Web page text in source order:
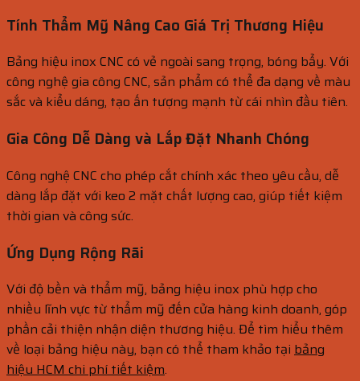
Tính Thẩm Mỹ Nâng Cao Giá Trị Thương Hiệu
Bảng hiệu inox CNC có vẻ ngoài sang trọng, bóng bẩy. Với
công nghệ gia công CNC, sản phẩm có thể đa dạng về màu
sắc và kiểu dáng, tạo ấn tượng mạnh từ cái nhìn đầu tiên.
Gia Công Dễ Dàng và Lắp Đặt Nhanh Chóng
Công nghệ CNC cho phép cắt chính xác theo yêu cầu, dễ
dàng lắp đặt với keo 2 mặt chất lượng cao, giúp tiết kiệm
thời gian và công sức.
Ứng Dụng Rộng Rãi
Với độ bền và thẩm mỹ, bảng hiệu inox phù hợp cho
nhiều lĩnh vực từ thẩm mỹ đến cửa hàng kinh doanh, góp
phần cải thiện nhận diện thương hiệu. Để tìm hiểu thêm
về loại bảng hiệu này, bạn có thể tham khảo tại bảng
hiệu HCM chi phí tiết kiệm.